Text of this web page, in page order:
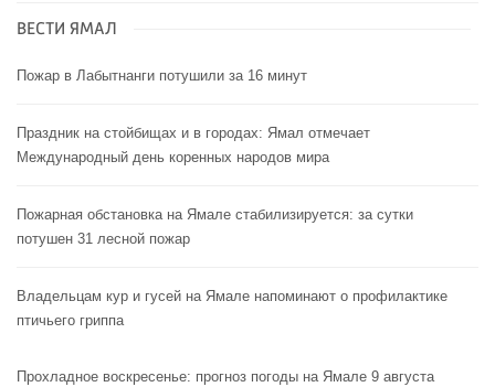
ВЕСТИ ЯМАЛ
Пожар в Лабытнанги потушили за 16 минут
Праздник на стойбищах и в городах: Ямал отмечает
Международный день коренных народов мира
Пожарная обстановка на Ямале стабилизируется: за сутки
потушен 31 лесной пожар
Владельцам кур и гусей на Ямале напоминают o профилактике
птичьего гриппа
Прохладное воскресенье: прогноз погоды на Ямале 9 августа